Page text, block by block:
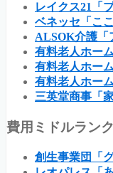
レイクス21「
ベネッセ「ここ
ALSOK介護「
有料老人ホー
有料老人ホー
有料老人ホー
三英堂商事「
費用ミドルランク
創生事業団「